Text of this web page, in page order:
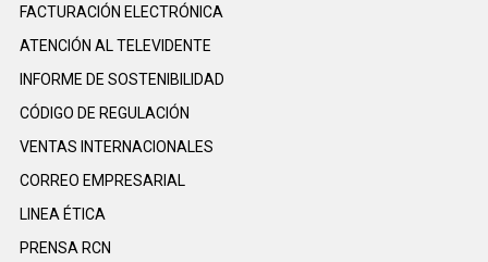
FACTURACIÓN ELECTRÓNICA
ATENCIÓN AL TELEVIDENTE
INFORME DE SOSTENIBILIDAD
CÓDIGO DE REGULACIÓN
VENTAS INTERNACIONALES
CORREO EMPRESARIAL
LINEA ÉTICA
PRENSA RCN